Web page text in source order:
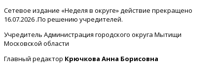
Сетевое издание «Неделя в округе» действие прекращено
16.07.2026 .По решению учредителей.
Учредитель Администрация городского округа Мытищи
Московской области
Главный редактор Крючкова Анна Борисовна